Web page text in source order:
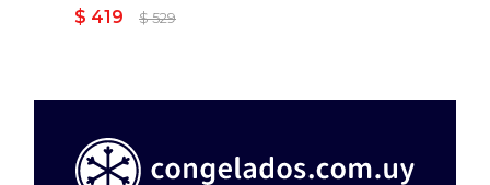
$ 419 $ 529